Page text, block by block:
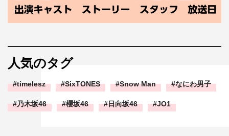
人気のタグ
timelesz SixTONES Snow Man なにわ男子
乃木坂46 櫻坂46 日向坂46 JO1